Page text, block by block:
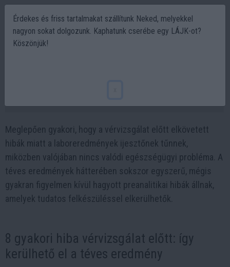
Meglepően gyakori, hogy a vérvizsgálat előtt elkövetett
hibák miatt a laboreredmények ijesztőnek tűnnek,
miközben valójában nincs valódi egészségügyi probléma. A
téves eredmények hátterében sokszor egyszerű, mégis
gyakran figyelmen kívül hagyott preanalitikai hibák állnak,
amelyek tudatos felkészüléssel elkerülhetők.
8 gyakori hiba vérvizsgálat előtt: így
kerülhető el a téves eredmény
Érdekes és friss tartalmakat szállítunk Neked, melyekkel
nagyon sokat dolgozunk. Kaphatunk cserébe egy LÁJK-ot?
Köszönjük!